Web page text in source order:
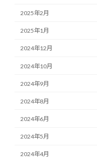
2025年2月
2025年1月
2024年12月
2024年10月
2024年9月
2024年8月
2024年6月
2024年5月
2024年4月